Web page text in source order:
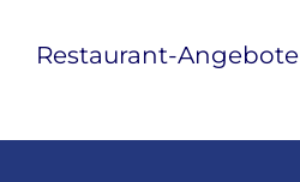
Restaurant-Angebote